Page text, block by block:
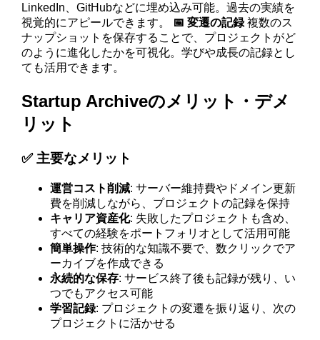
LinkedIn、GitHubなどに埋め込み可能。過去の実績を
視覚的にアピールできます。 📅 変遷の記録複数のス
ナップショットを保存することで、プロジェクトがど
のように進化したかを可視化。学びや成長の記録とし
ても活用できます。
Startup Archiveのメリット・デメ
リット
✅ 主要なメリット
運営コスト削減: サーバー維持費やドメイン更新
費を削減しながら、プロジェクトの記録を保持
キャリア資産化: 失敗したプロジェクトも含め、
すべての経験をポートフォリオとして活用可能
簡単操作: 技術的な知識不要で、数クリックでア
ーカイブを作成できる
永続的な保存: サービス終了後も記録が残り、い
つでもアクセス可能
学習記録: プロジェクトの変遷を振り返り、次の
プロジェクトに活かせる